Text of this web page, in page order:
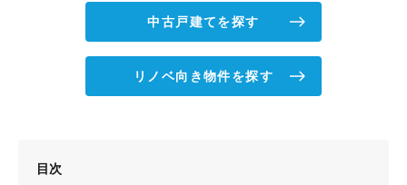
中古戸建てを探す
リノベ向き物件を探す
目次